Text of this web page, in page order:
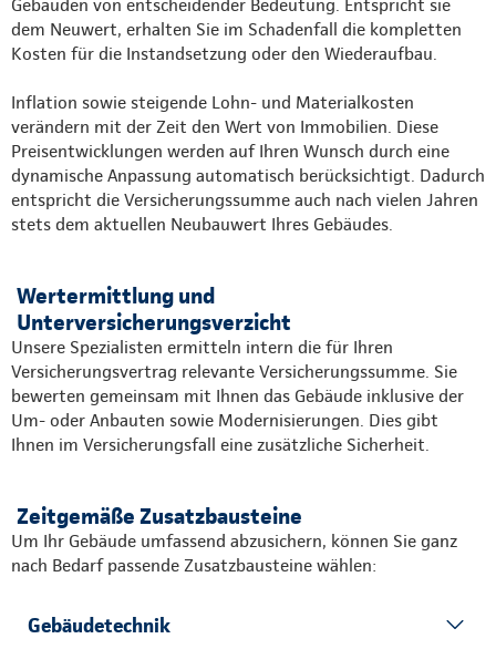
Gebäuden von entscheidender Bedeutung. Entspricht sie
dem Neuwert, erhalten Sie im Schadenfall die kompletten
Kosten für die Instandsetzung oder den Wiederaufbau.
Inflation sowie steigende Lohn- und Materialkosten
verändern mit der Zeit den Wert von Immobilien. Diese
Preisentwicklungen werden auf Ihren Wunsch durch eine
dynamische Anpassung automatisch berücksichtigt. Dadurch
entspricht die Versicherungssumme auch nach vielen Jahren
stets dem aktuellen Neubauwert Ihres Gebäudes.
Wertermittlung und
Unterversicherungsverzicht
Unsere Spezialisten ermitteln intern die für Ihren
Versicherungsvertrag relevante Versicherungssumme. Sie
bewerten gemeinsam mit Ihnen das Gebäude inklusive der
Um- oder Anbauten sowie Modernisierungen. Dies gibt
Ihnen im Versicherungsfall eine zusätzliche Sicherheit.
Zeitgemäße Zusatzbausteine
Um Ihr Gebäude umfassend abzusichern, können Sie ganz
nach Bedarf passende Zusatzbausteine wählen:
Gebäudetechnik